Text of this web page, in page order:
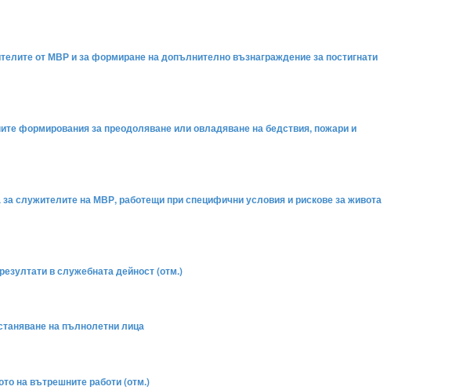
от МВР и за формиране на допълнително възнаграждение за постигнати
формирования за преодоляване или овладяване на бедствия, пожари и
служителите на МВР, работещи при специфични условия и рискове за живота
в служебната дейност (отм.)
на пълнолетни лица
на вътрешните работи (отм.)